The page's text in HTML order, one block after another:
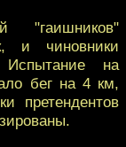
"гаишников"
и чиновники
на
бег на 4 км,
претендентов